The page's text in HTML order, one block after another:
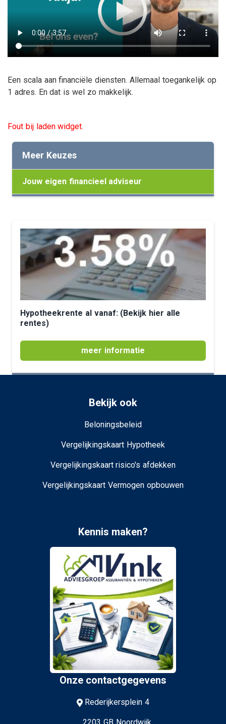
Een scala aan financiële diensten. Allemaal toegankelijk op
1 adres. En dat is wel zo makkelijk.
Fout bij laden widget.
Meer Keuzes
Jouw eigen financieel adviseur
Hypotheekrente al vanaf: (Bekijk hier alle
rentes)
meer informatie
Bekijk ook
Beloningsbeleid
Vergelijkingskaart Hypotheek
Vergelijkingskaart risico's afdekken
Vergelijkingskaart Vermogen opbouwen
Kennis maken?
Onze contactgegevens
Rederijkersplein 4